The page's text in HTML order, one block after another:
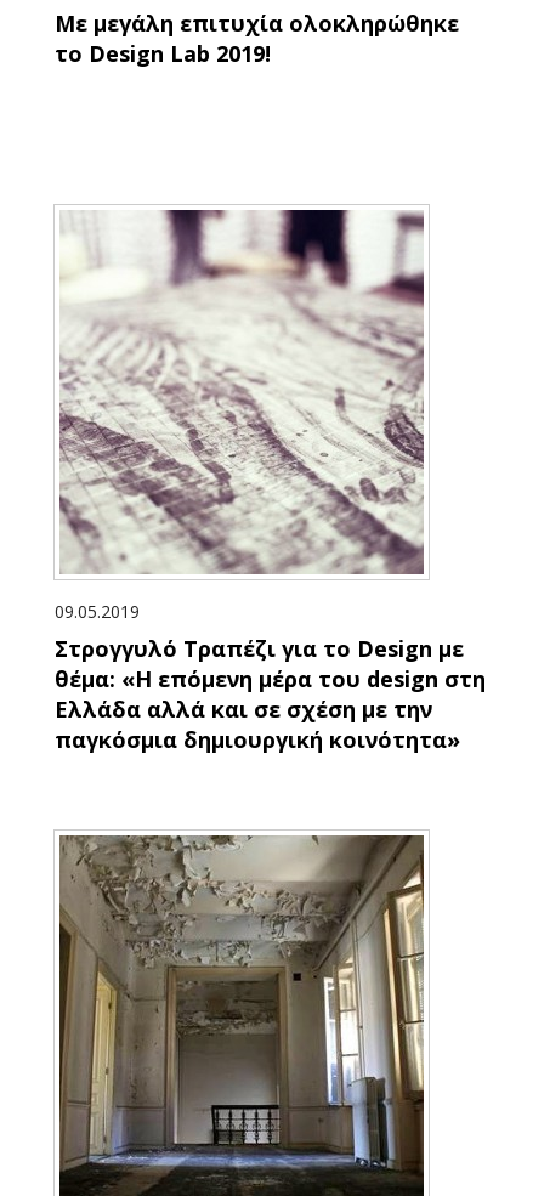
Με μεγάλη επιτυχία ολοκληρώθηκε
το Design Lab 2019!
09.05.2019
Στρογγυλό Τραπέζι για το Design με
θέμα: «Η επόμενη μέρα του design στη
Ελλάδα αλλά και σε σχέση με την
παγκόσμια δημιουργική κοινότητα»